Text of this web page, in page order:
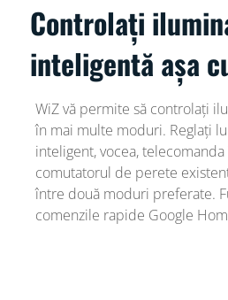
Controlați
inteligentă așa
WiZ vă permite să controlați
în mai multe moduri. Reglați
inteligent, vocea,
comutatorul de perete
între două moduri preferate.
comenzile rapide Google